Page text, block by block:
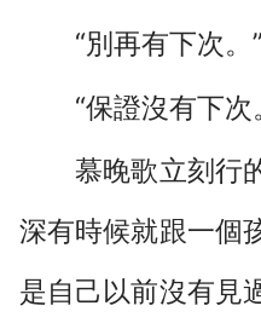
“別再有下次。”
“保證沒有下次
慕晚歌立刻行的
深有時候就跟一個
是自己以前沒有見